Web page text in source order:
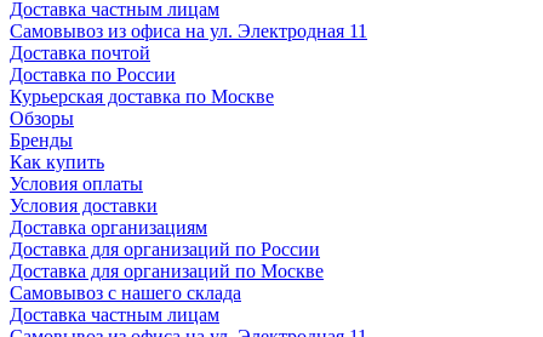
Доставка частным лицам
Самовывоз из офиса на ул. Электродная 11
Доставка почтой
Доставка по России
Курьерская доставка по Москве
Обзоры
Бренды
Как купить
Условия оплаты
Условия доставки
Доставка организациям
Доставка для организаций по России
Доставка для организаций по Москве
Самовывоз с нашего склада
Доставка частным лицам